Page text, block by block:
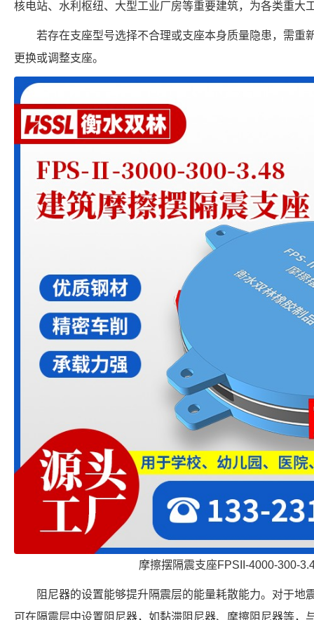
核电站、水利枢纽、大型工业厂房等重要建筑，为各类重大
若存在支座型号选择不合理或支座本身质量隐患，需重
更换或调整支座。
摩擦摆隔震支座FPSII-4000-300-
阻尼器的设置能够提升隔震层的能量耗散能力。对于地
可在隔震层中设置阻尼器，如黏滞阻尼器、摩擦阻尼器等，